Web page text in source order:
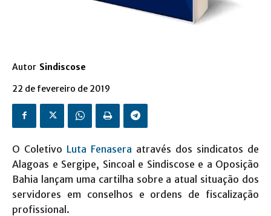
Autor Sindiscose
22 de fevereiro de 2019
O Coletivo Luta Fenasera através dos sindicatos de
Alagoas e Sergipe, Sincoal e Sindiscose e a Oposição
Bahia lançam uma cartilha sobre a atual situação dos
servidores em conselhos e ordens de fiscalização
profissional.